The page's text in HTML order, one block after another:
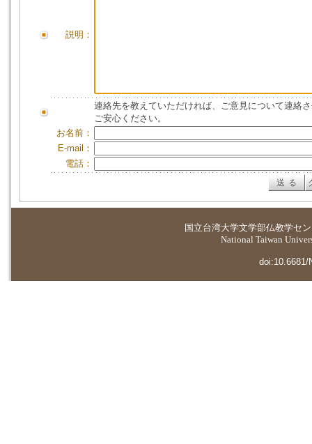
説明：
連絡先を教えていただければ、ご意見について連絡
ご安心ください。
お名前：
E-mail：
電話：
国立台湾大学文学部仏教学セ
National Taiwan
doi:10.6681/